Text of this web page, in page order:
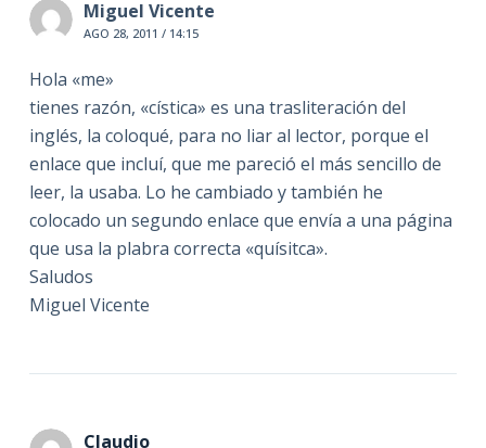
Miguel Vicente
AGO 28, 2011 / 14:15
Hola «me»
tienes razón, «cística» es una trasliteración del
inglés, la coloqué, para no liar al lector, porque el
enlace que incluí, que me pareció el más sencillo de
leer, la usaba. Lo he cambiado y también he
colocado un segundo enlace que envía a una página
que usa la plabra correcta «quísitca».
Saludos
Miguel Vicente